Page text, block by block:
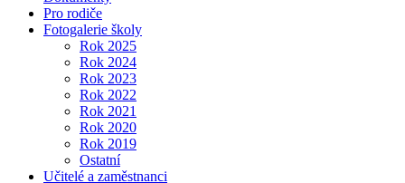
Pro rodiče
Fotogalerie školy
Rok 2025
Rok 2024
Rok 2023
Rok 2022
Rok 2021
Rok 2020
Rok 2019
Ostatní
Učitelé a zaměstnanci